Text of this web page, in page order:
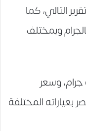
التقرير التالي، كما
وبمختلف
جرام، وسعر
المختلفة